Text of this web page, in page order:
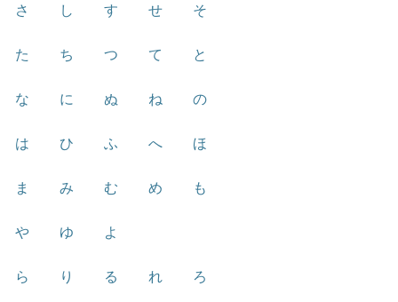
さ し す せ そ
た ち つ て と
な に ぬ ね の
は ひ ふ へ ほ
ま み む め も
や ゆ よ
ら り る れ ろ